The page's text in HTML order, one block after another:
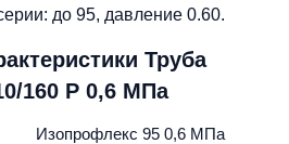
до 95, давление 0.60.
Труба
160 Р 0,6 МПа
Изопрофлекс 95 0,6 МПа